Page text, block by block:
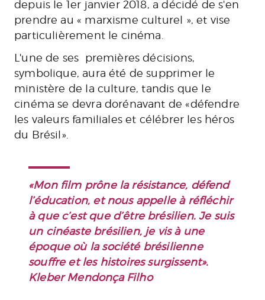
depuis le 1er janvier 2018, a décidé de s'en
prendre au « marxisme culturel », et vise
particulièrement le cinéma.
L'une de ses premières décisions,
symbolique, aura été de supprimer le
ministère de la culture, tandis que le
cinéma se devra dorénavant de «défendre
les valeurs familiales et célébrer les héros
du Brésil».
«Mon film prône la résistance, défend
l’éducation, et nous appelle à réfléchir
à que c’est que d’être brésilien. Je suis
un cinéaste brésilien, je vis à une
époque où la société brésilienne
souffre et les histoires surgissent».
Kleber Mendonça Filho